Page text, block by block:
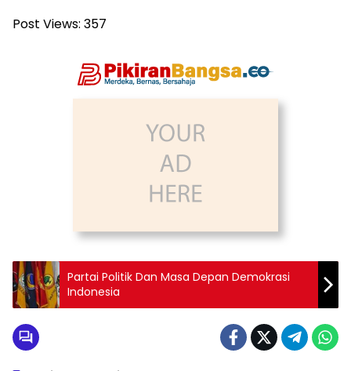
Post Views: 357
Partai Politik Dan Masa Depan Demokrasi
Indonesia